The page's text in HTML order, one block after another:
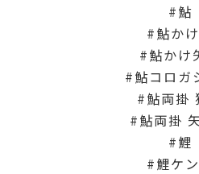
鮎
鮎か
鮎かけ
鮎コロガ
鮎両掛
鮎両掛
鯉
鯉ケ